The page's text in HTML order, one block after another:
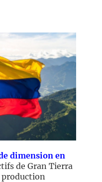
dimension en
de Gran Tierra
production